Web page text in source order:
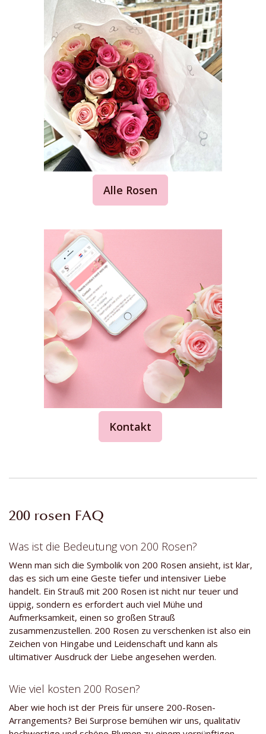
Alle Rosen
Kontakt
200 rosen FAQ
Was ist die Bedeutung von 200 Rosen?
Wenn man sich die Symbolik von 200 Rosen ansieht, ist klar,
das es sich um eine Geste tiefer und intensiver Liebe
handelt. Ein Strauß mit 200 Rosen ist nicht nur teuer und
üppig, sondern es erfordert auch viel Mühe und
Aufmerksamkeit, einen so großen Strauß
zusammenzustellen. 200 Rosen zu verschenken ist also ein
Zeichen von Hingabe und Leidenschaft und kann als
ultimativer Ausdruck der Liebe angesehen werden.
Wie viel kosten 200 Rosen?
Aber wie hoch ist der Preis für unsere 200-Rosen-
Arrangements? Bei Surprose bemühen wir uns, qualitativ